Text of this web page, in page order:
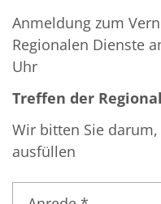
Anmeldung zum
Regionalen Dienste
Uhr
Treffen der
Wir bitten Sie
ausfüllen